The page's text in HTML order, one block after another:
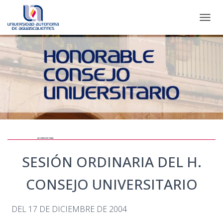
ACUERDOS 2004
SESIÓN ORDINARIA DEL H.
CONSEJO UNIVERSITARIO
DEL 17 DE DICIEMBRE DE 2004